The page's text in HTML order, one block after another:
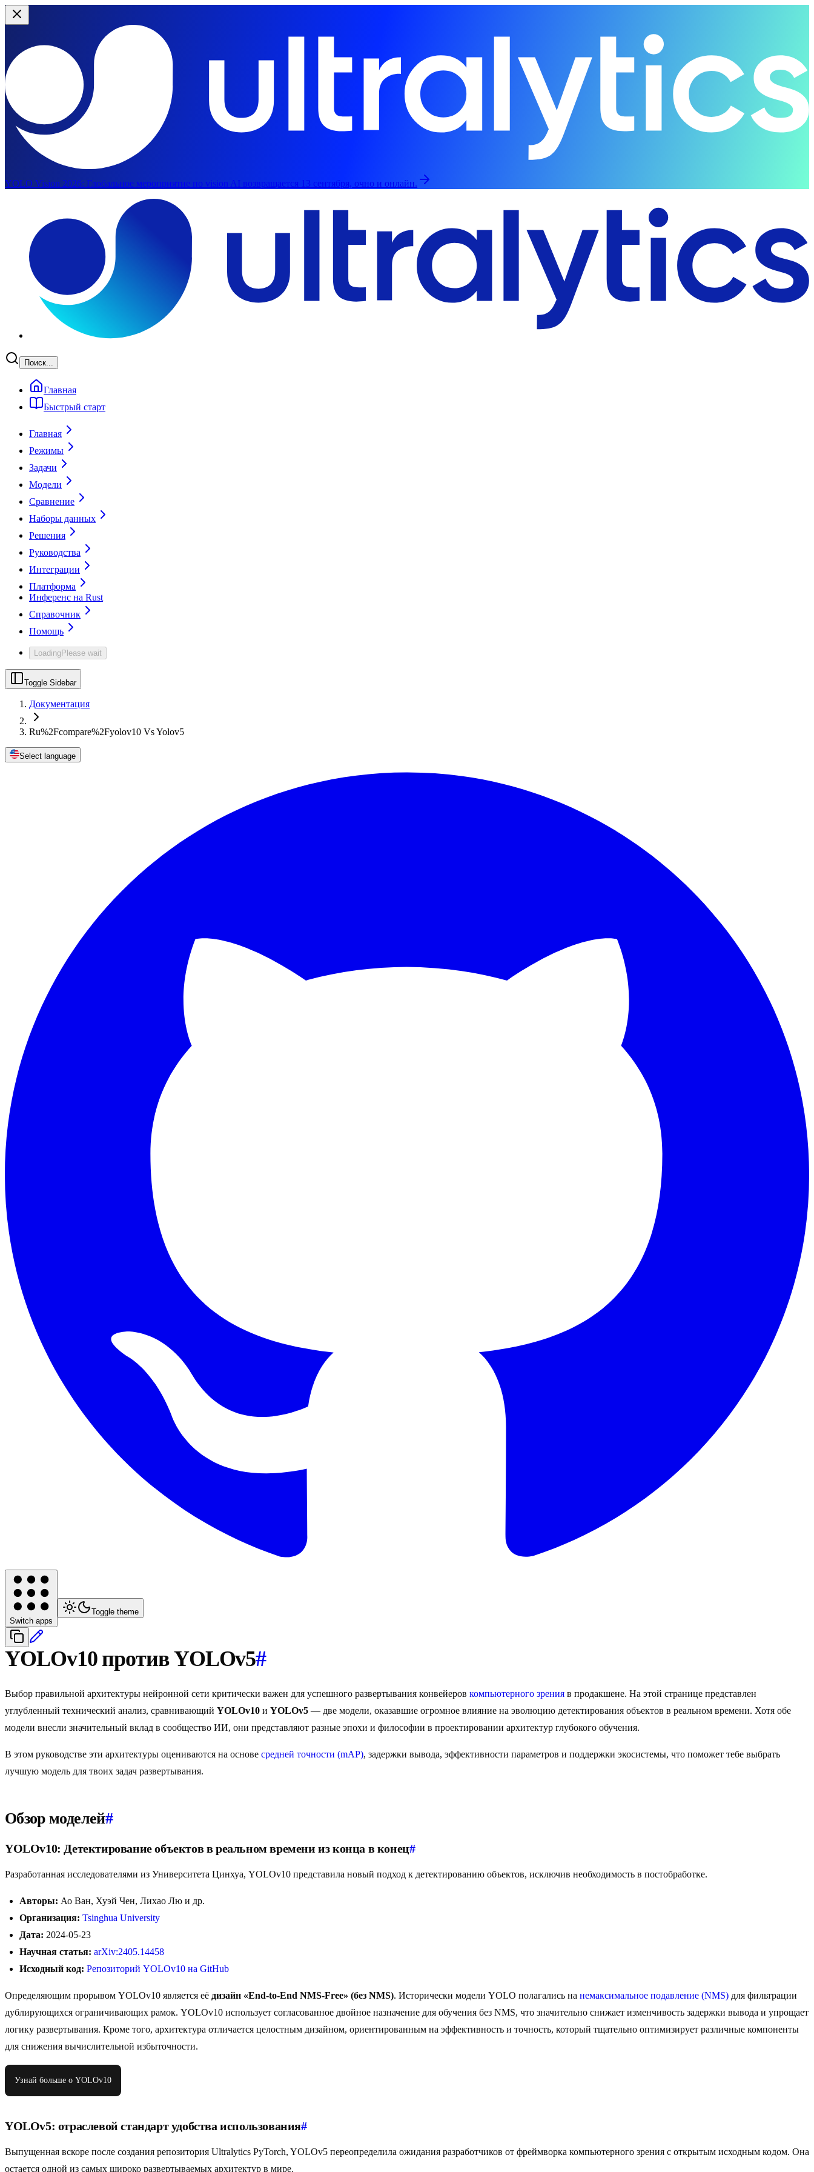
YOLO Vision 2026: Глобальное мероприятие по vision AI возвращается 13 сентября, очно и онлайн.
Поиск...
Главная
Быстрый старт
Главная
Режимы
Задачи
Модели
Сравнение
Наборы данных
Решения
Руководства
Интеграции
Платформа
Инференс на Rust
Справочник
Помощь
LoadingPlease wait
Toggle Sidebar
Документация
Ru%2Fcompare%2Fyolov10 Vs Yolov5
Select language
Switch apps
Toggle theme
YOLOv10 против YOLOv5#
Выбор правильной архитектуры нейронной сети критически важен для успешного развертывания конвейеров компьютерного зрения в продакшене. На этой странице представлен
углубленный технический анализ, сравнивающий YOLOv10 и YOLOv5 — две модели, оказавшие огромное влияние на эволюцию детектирования объектов в реальном времени. Хотя обе
модели внесли значительный вклад в сообщество ИИ, они представляют разные эпохи и философии в проектировании архитектур глубокого обучения.
В этом руководстве эти архитектуры оцениваются на основе средней точности (mAP), задержки вывода, эффективности параметров и поддержки экосистемы, что поможет тебе выбрать
лучшую модель для твоих задач развертывания.
Обзор моделей#
YOLOv10: Детектирование объектов в реальном времени из конца в конец#
Разработанная исследователями из Университета Цинхуа, YOLOv10 представила новый подход к детектированию объектов, исключив необходимость в постобработке.
Авторы: Ао Ван, Хуэй Чен, Лихао Лю и др.
Организация: Tsinghua University
Дата: 2024-05-23
Научная статья: arXiv:2405.14458
Исходный код: Репозиторий YOLOv10 на GitHub
Определяющим прорывом YOLOv10 является её дизайн «End-to-End NMS-Free» (без NMS). Исторически модели YOLO полагались на немаксимальное подавление (NMS) для фильтрации
дублирующихся ограничивающих рамок. YOLOv10 использует согласованное двойное назначение для обучения без NMS, что значительно снижает изменчивость задержки вывода и упрощает
логику развертывания. Кроме того, архитектура отличается целостным дизайном, ориентированным на эффективность и точность, который тщательно оптимизирует различные компоненты
для снижения вычислительной избыточности.
Узнай больше о YOLOv10
YOLOv5: отраслевой стандарт удобства использования#
Выпущенная вскоре после создания репозитория Ultralytics PyTorch, YOLOv5 переопределила ожидания разработчиков от фреймворка компьютерного зрения с открытым исходным кодом. Она
остается одной из самых широко развертываемых архитектур в мире.